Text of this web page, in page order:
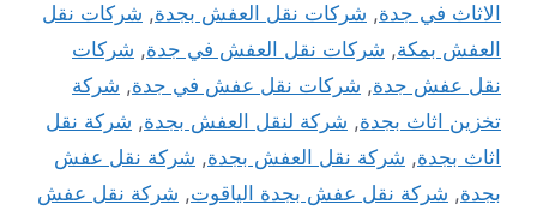
الاثاث في جدة, شركات نقل العفش بجدة, شركات نقل
العفش بمكة, شركات نقل العفش في جدة, شركات
نقل عفش جدة, شركات نقل عفش في جدة, شركة
تخزين اثاث بجدة, شركة لنقل العفش بجدة, شركة نقل
اثاث بجدة, شركة نقل العفش بجدة, شركة نقل عفش
بجدة, شركة نقل عفش بجدة الياقوت, شركة نقل عفش